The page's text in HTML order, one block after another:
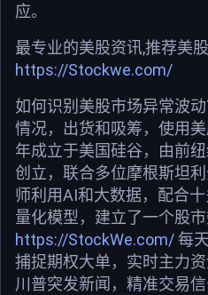
应。
最专业的美股资讯,推荐美
https://Stockwe.com/
如何识别美股市场异常波
情况，出货和吸筹，使用
年成立于美国硅谷，由前
创立，联合多位摩根斯坦
师利用AI和大数据，配合
量化模型，建立了一个股
https://StockWe.com/每
捕捉期权大单，实时主力
川普突发新闻，精准交易